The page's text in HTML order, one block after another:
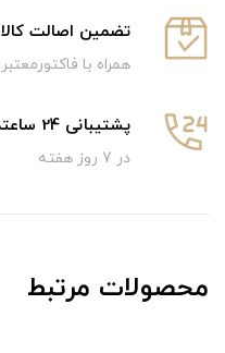
تضمین اصالت کالا
همراه با فاکتورمعتبر
پشتیبانی 24 ساعته
در 7 روز هفته
محصولات مرتبط